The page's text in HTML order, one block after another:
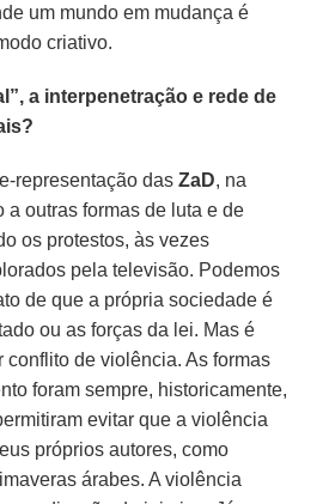
um mundo em mudança é
criativo.
a interpenetração e rede de
representação dasZaD, na
a outras formas de luta e de
os protestos, às vezes
pela televisão. Podemos
de que a própria sociedade é
ou as forças da lei. Mas é
conflito de violência. As formas
foram sempre, historicamente,
evitar que a violência
próprios autores, como
árabes. A violência